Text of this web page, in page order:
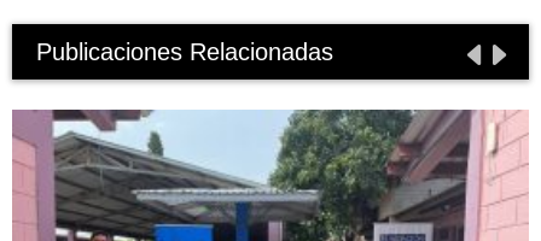
Publicaciones Relacionadas